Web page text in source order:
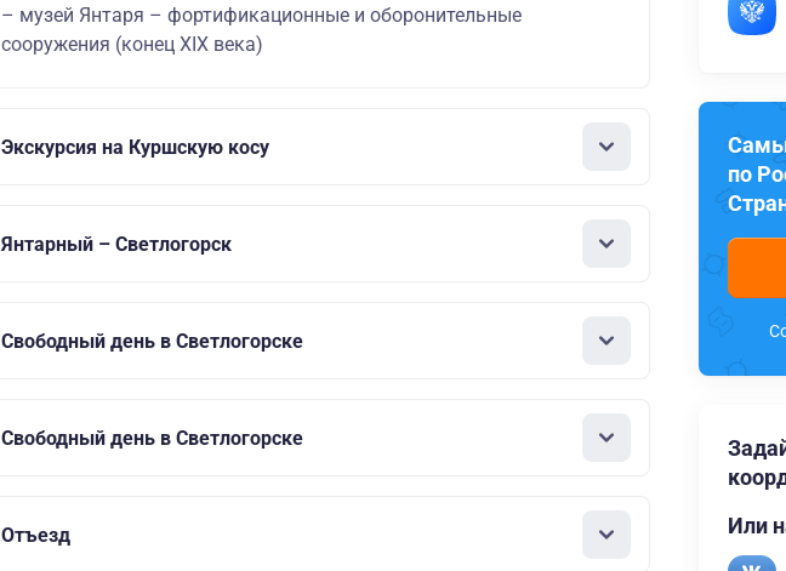
– музей Янтаря – фортификационные и оборонительные
сооружения (конец XIX века)
Экскурсия на Куршскую косу
Янтарный – Светлогорск
Свободный день в Светлогорске
Свободный день в Светлогорске
Отъезд
по
Или